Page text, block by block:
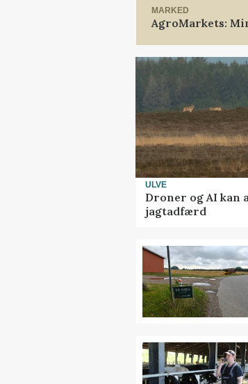
MARKED
AgroMarkets:
ULVE
Droner og AI kan
jagtadfærd